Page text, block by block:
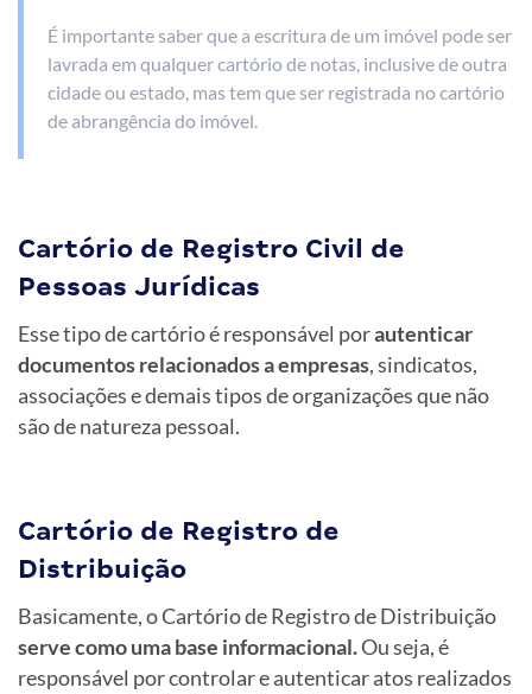
É importante saber que a escritura de um imóvel pode ser
lavrada em qualquer cartório de notas, inclusive de outra
cidade ou estado, mas tem que ser registrada no cartório
de abrangência do imóvel.
Cartório de Registro Civil de
Pessoas Jurídicas
Esse tipo de cartório é responsável porautenticar
documentos relacionados a empresas, sindicatos,
associações e demais tipos de organizações que não
são de natureza pessoal.
Cartório de Registro de
Distribuição
Basicamente, o Cartório de Registro de Distribuição
serve como uma base informacional.Ou seja, é
responsável por controlar e autenticar atos realizados